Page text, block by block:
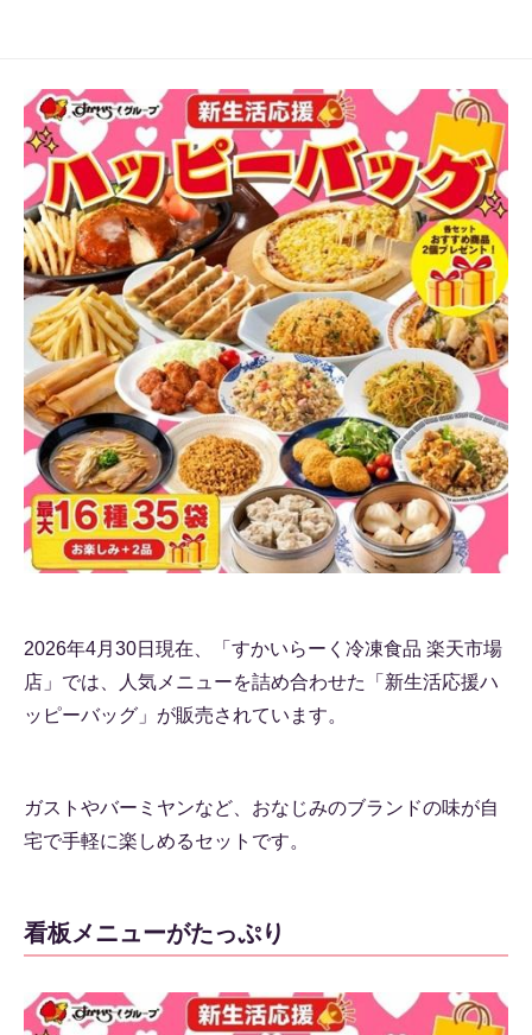
2026年4月30日現在、「すかいらーく冷凍食品 楽天市場
店」では、人気メニューを詰め合わせた「新生活応援ハ
ッピーバッグ」が販売されています。
ガストやバーミヤンなど、おなじみのブランドの味が自
宅で手軽に楽しめるセットです。
看板メニューがたっぷり